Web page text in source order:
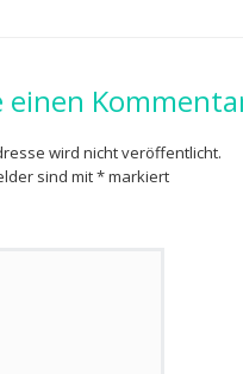
einen
wird nicht veröffentlicht.
sind mit*markiert